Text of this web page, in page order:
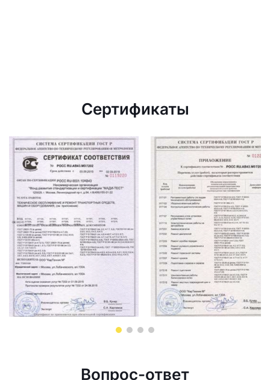
Сертификаты
Вопрос-ответ